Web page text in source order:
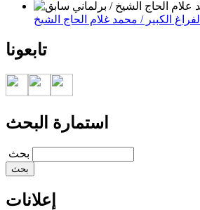
الفراغ الكبير / محمد غلام الحاج الشيخ
تابعونا
استمارة البحث
‏بحث ‏
إعلانات